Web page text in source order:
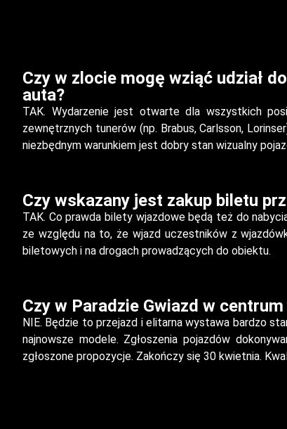
Czy w zlocie mogę wziąć udział
auta?
TAK. Wydarzenie jest otwarte dla wszystkich
zewnętrznych tunerów (np. Brabus, Carlsson,
niezbędnym warunkiem jest dobry stan wizualny
Czy wskazany jest zakup biletu
TAK. Co prawda bilety wjazdowe będą też do
ze względu na to, że wjazd uczestników z
biletowych i na drogach prowadzących do obiektu.
Czy w Paradzie Gwiazd w
NIE. Będzie to przejazd i elitarna wystawa bardzo
najnowsze modele. Zgłoszenia pojazdów
zgłoszone propozycje. Zakończy się 30 kwietnia.